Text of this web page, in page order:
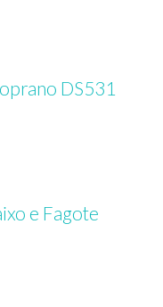
DS531
e Fagote